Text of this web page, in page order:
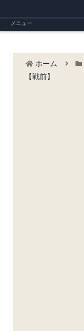
ホーム
【戦前】
メニュー